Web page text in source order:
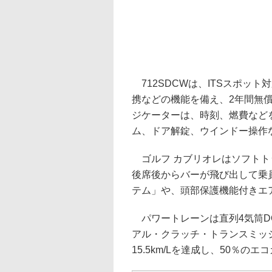
712SDCWは、ITSスポット
携などの機能を備え、2年間無
ジケーターは、時刻、燃費な
ム、ドア解錠、ウインドー操
ゴルフ カブリオレはソフト
後席後からバーが飛び出して
テム」や、頭部保護機能付き
パワートレーンは直列4気筒
アル・クラッチ・トランスミ
15.5km/Lを達成し、50％のエ